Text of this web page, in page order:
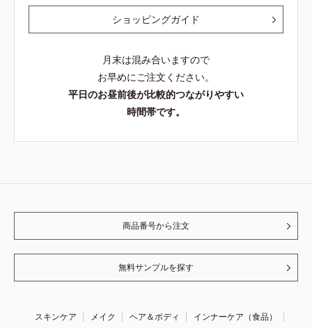
ショッピングガイド
月末は混み合いますので
お早めにご注文ください。
平日のお昼前後が比較的つながりやすい
時間帯です。
商品番号から注文
無料サンプルを探す
スキンケア メイク ヘア＆ボディ
インナーケア（食品）